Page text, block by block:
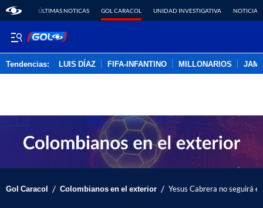
ÚLTIMAS NOTICAS GOL CARACOL UNIDAD INVESTIGATIVA NOTICIAS
Tendencias: LUIS DÍAZ FIFA-INFANTINO MILLONARIOS
Gol Caracol / Colombianos en el exterior / Yesus Cabrera no seguirá